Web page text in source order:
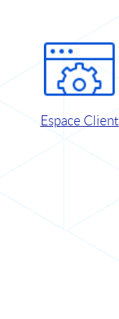
Espace Client